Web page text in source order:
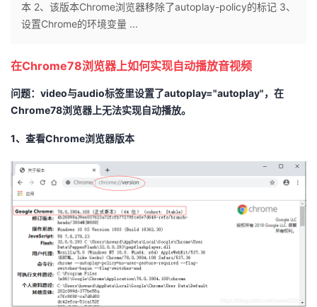
人
主
页
我
的
开
者
我
的
博
客
我
的
论
我
的
我
本 2、该版本Chrome浏览器移除了autoplay-policy的标记 3、
设置Chrome的环境变量 ...
在Chrome78浏览器上如何实现自动播放音视频
问题：video与audio标签里设置了autoplay="autoplay"，在
Chrome78浏览器上无法实现自动播放。
1、查看Chrome浏览器版本